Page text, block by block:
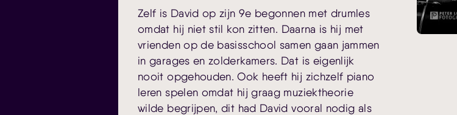
Zelf is David op zijn 9e begonnen met drumles
omdat hij niet stil kon zitten. Daarna is hij met
vrienden op de basisschool samen gaan jammen
in garages en zolderkamers. Dat is eigenlijk
nooit opgehouden. Ook heeft hij zichzelf piano
leren spelen omdat hij graag muziektheorie
wilde begrijpen, dit had David vooral nodig als